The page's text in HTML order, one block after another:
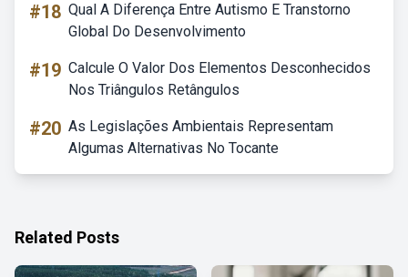
#18 Qual A Diferença Entre Autismo E Transtorno
Global Do Desenvolvimento
#19 Calcule O Valor Dos Elementos Desconhecidos
Nos Triângulos Retângulos
#20 As Legislações Ambientais Representam
Algumas Alternativas No Tocante
Related Posts